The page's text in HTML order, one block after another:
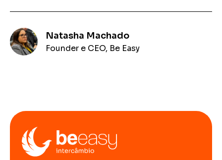
Natasha Machado
Founder e CEO, Be Easy